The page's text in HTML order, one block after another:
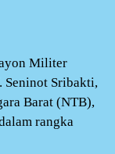
Militer
Seninot Sribakti,
Barat (NTB),
rangka